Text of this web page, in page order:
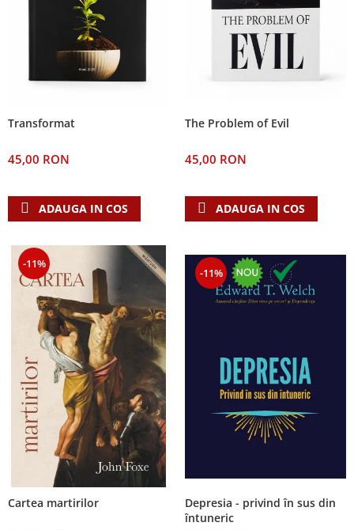
Transformat
45,00 RON
ADAUGA IN COS
The Problem of Evil
45,00 RON
ADAUGA IN COS
-11%
Cartea martirilor
-11%
Depresia - privind în sus din
întuneric